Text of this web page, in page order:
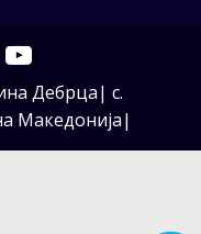
Дебрца| с.
Македонија|